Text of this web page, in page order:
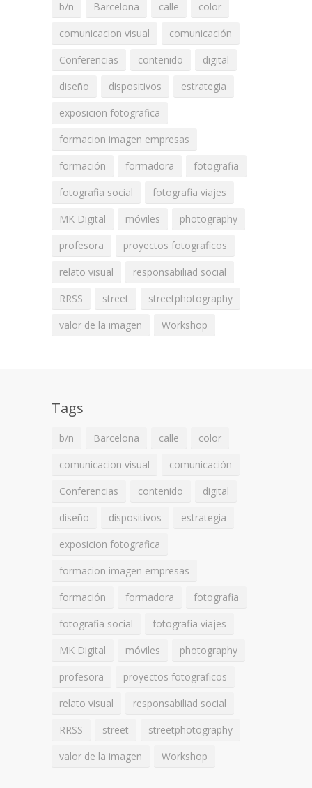
b/n Barcelona calle
color
comunicacion visual
comunicación
Conferencias
contenido
digital
diseño
dispositivos
estrategia
exposicion fotografica
formacion imagen empresas
formación
formadora
fotografia
fotografia social
fotografia viajes
MK Digital
móviles
photography
profesora
proyectos fotograficos
relato visual
responsabiliad social
RRSS
street
streetphotography
valor de la imagen
Workshop
Tags
b/n Barcelona calle
color
comunicacion visual
comunicación
Conferencias
contenido
digital
diseño
dispositivos
estrategia
exposicion fotografica
formacion imagen empresas
formación
formadora
fotografia
fotografia social
fotografia viajes
MK Digital
móviles
photography
profesora
proyectos fotograficos
relato visual
responsabiliad social
RRSS
street
streetphotography
valor de la imagen
Workshop